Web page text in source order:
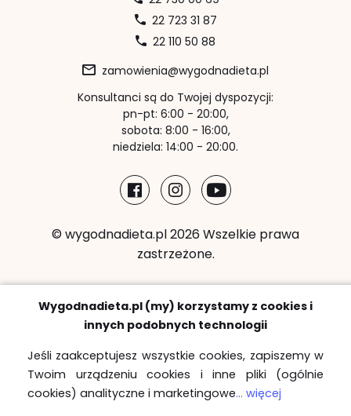
22 723 31 87
22 110 50 88
zamowienia@wygodnadieta.pl
Konsultanci są do Twojej dyspozycji:
pn-pt: 6:00 - 20:00,
sobota: 8:00 - 16:00,
niedziela: 14:00 - 20:00.
© wygodnadieta.pl 2026 Wszelkie prawa
zastrzeżone.
Metody płatności:
Strefy bezpłatnych dostaw
Wygodnadieta.pl (my) korzystamy z cookies i
innych podobnych technologii
Jeśli zaakceptujesz wszystkie cookies, zapiszemy w
Twoim urządzeniu cookies i inne pliki (ogólnie
cookies) analityczne i marketingowe... więcej